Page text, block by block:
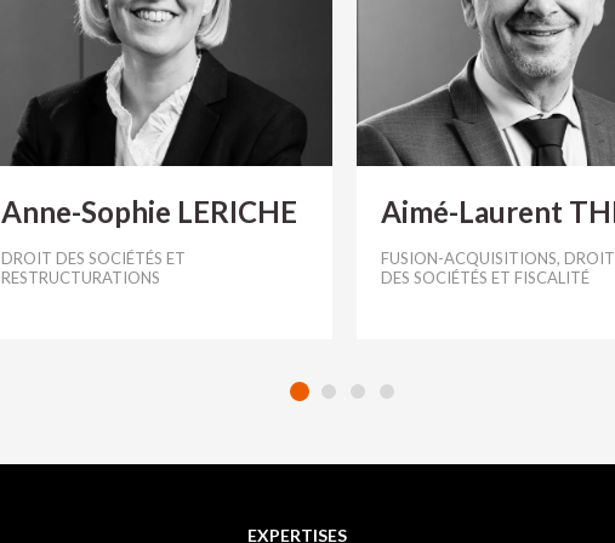
Anne-Sophie LERICHE
DROIT DES SOCIÉTÉS ET
RESTRUCTURATIONS
Aimé-Laurent
FUSION-ACQUISITIONS, DROIT
DES SOCIÉTÉS ET FISCALITÉ
EXPERTISES